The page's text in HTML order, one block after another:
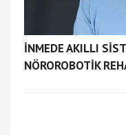
İNMEDE AKILLI
NÖROROBOTİK